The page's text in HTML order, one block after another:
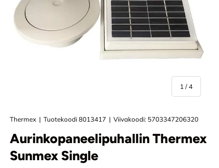
1 //4
Thermex | Tuotekoodi8013417 | Viivakoodi: 5703347206320
Aurinkopaneelipuhallin Thermex
Sunmex Single